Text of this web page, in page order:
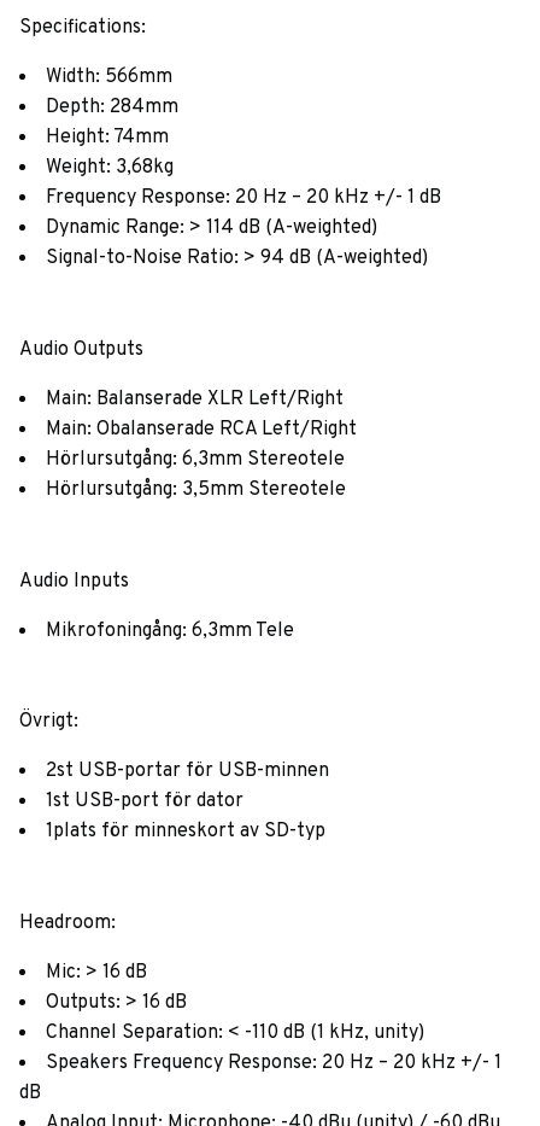
Specifications:
Width: 566mm
Depth: 284mm
Height: 74mm
Weight: 3,68kg
Frequency Response: 20 Hz – 20 kHz +/- 1 dB
Dynamic Range: > 114 dB (A-weighted)
Signal-to-Noise Ratio: > 94 dB (A-weighted)
Audio Outputs
Main: Balanserade XLR Left/Right
Main: Obalanserade RCA Left/Right
Hörlursutgång: 6,3mm Stereotele
Hörlursutgång: 3,5mm Stereotele
Audio Inputs
Mikrofoningång: 6,3mm Tele
Övrigt:
2st USB-portar för USB-minnen
1st USB-port för dator
1plats för minneskort av SD-typ
Headroom:
Mic: > 16 dB
Outputs: > 16 dB
Channel Separation: < -110 dB (1 kHz, unity)
Speakers Frequency Response: 20 Hz – 20 kHz +/- 1
dB